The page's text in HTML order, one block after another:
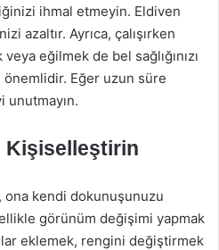
ihmal etmeyin. Eldiven
azaltır. Ayrıca, çalışırken
eğilmek de bel sağlığınızı
önemlidir. Eğer uzun süre
unutmayın.
Kişiselleştirin
kendi dokunuşunuzu
görünüm değişimi yapmak
eklemek, rengini değiştirmek